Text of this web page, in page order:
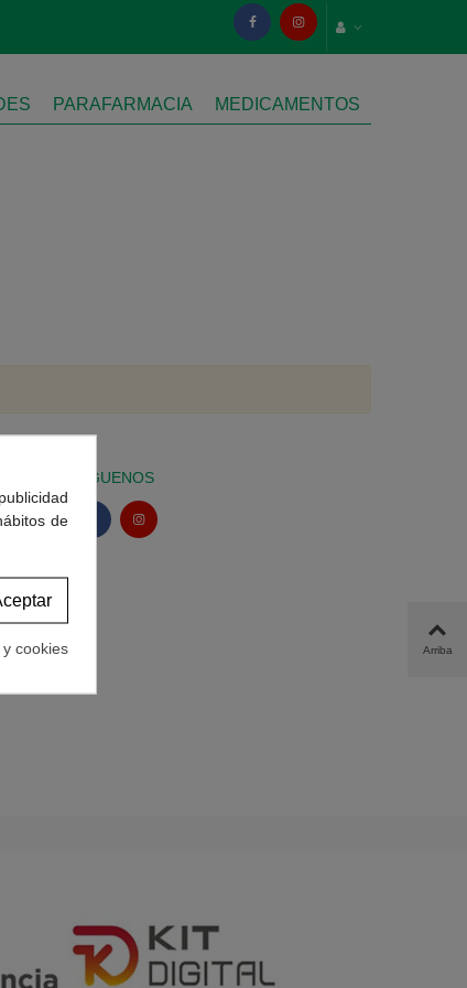
PARAFARMACIA MEDICAMENTOS
SÍGUENOS
Arriba
de
cookies